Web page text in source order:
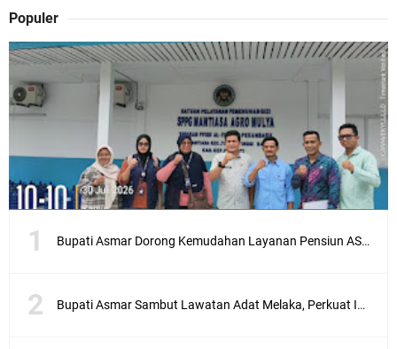
Populer
Bupati Asmar Dorong Kemudahan Layanan Pensiun ASN melalui Sinergi dengan BRK Syariah
Bupati Asmar Sambut Lawatan Adat Melaka, Perkuat Ikatan Serumpun Indonesia–Malaysia di Kepulauan Meranti